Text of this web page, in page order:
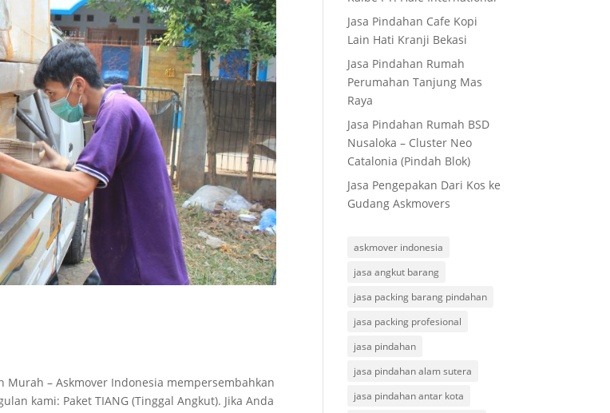
Murah – Askmover Indonesia mempersembahkan
kami: Paket TIANG (Tinggal Angkut). Jika Anda
Jasa Pindahan Cafe Kopi
Lain Hati Kranji Bekasi
Jasa Pindahan Rumah
Perumahan Tanjung Mas
Raya
Jasa Pindahan Rumah BSD
Nusaloka – Cluster Neo
Catalonia (Pindah Blok)
Jasa Pengepakan Dari Kos ke
Gudang Askmovers
askmover indonesia
jasa angkut barang
jasa packing barang pindahan
jasa packing profesional
jasa pindahan
jasa pindahan alam sutera
jasa pindahan antar kota